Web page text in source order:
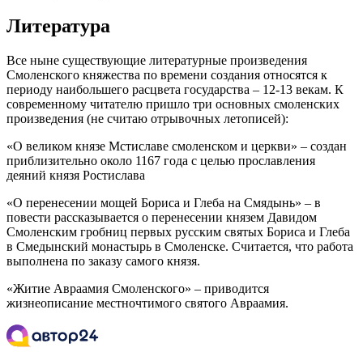
Литература
Все ныне существующие литературные произведения
Смоленского княжества по времени создания относятся к
периоду наибольшего расцвета государства – 12-13 векам. К
современному читателю пришло три основных смоленских
произведения (не считаю отрывочных летописей):
«О великом князе Мстиславе смоленском и церкви» – создан
приблизительно около 1167 года с целью прославления
деяний князя Ростислава
«О перенесении мощей Бориса и Глеба на Смядынь» – в
повести рассказывается о перенесении князем Давидом
Смоленским гробниц первых русским святых Бориса и Глеба
в Смедынский монастырь в Смоленске. Считается, что работа
выполнена по заказу самого князя.
«Житие Авраамия Смоленского» – приводится
жизнеописание местночтимого святого Авраамия.